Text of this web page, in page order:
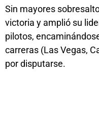
Sin mayores
victoria y amplió su
pilotos,
carreras (Las Vegas,
por disputarse.